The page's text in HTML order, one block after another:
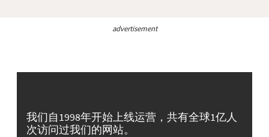
advertisement
我们自1998年开始上线运营，共有全球1亿人
次访问过我们的网站。